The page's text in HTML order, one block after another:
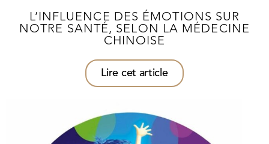
L’INFLUENCE DES ÉMOTIONS SUR
NOTRE SANTÉ, SELON LA MÉDECINE
CHINOISE
Lire cet article